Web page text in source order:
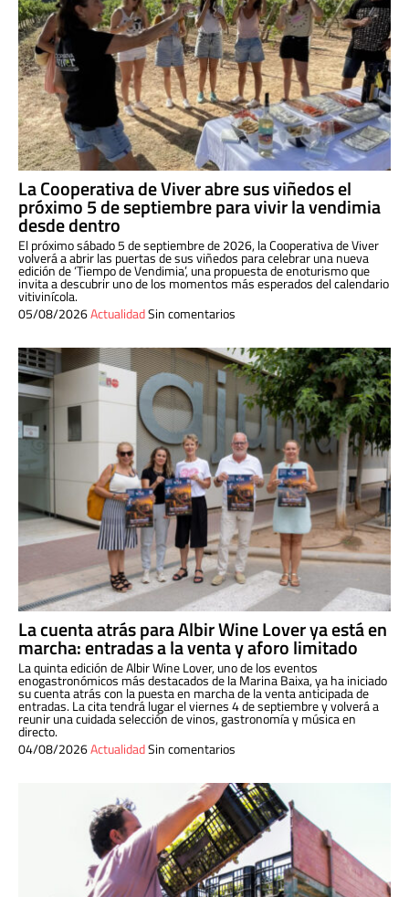
La Cooperativa de Viver abre sus viñedos el
próximo 5 de septiembre para vivir la vendimia
desde dentro
El próximo sábado 5 de septiembre de 2026, la Cooperativa de Viver
volverá a abrir las puertas de sus viñedos para celebrar una nueva
edición de ‘Tiempo de Vendimia’, una propuesta de enoturismo que
invita a descubrir uno de los momentos más esperados del calendario
vitivinícola.
05/08/2026ActualidadSin comentarios
La cuenta atrás para Albir Wine Lover ya está en
marcha: entradas a la venta y aforo limitado
La quinta edición de Albir Wine Lover, uno de los eventos
enogastronómicos más destacados de la Marina Baixa, ya ha iniciado
su cuenta atrás con la puesta en marcha de la venta anticipada de
entradas. La cita tendrá lugar el viernes 4 de septiembre y volverá a
reunir una cuidada selección de vinos, gastronomía y música en
directo.
04/08/2026ActualidadSin comentarios